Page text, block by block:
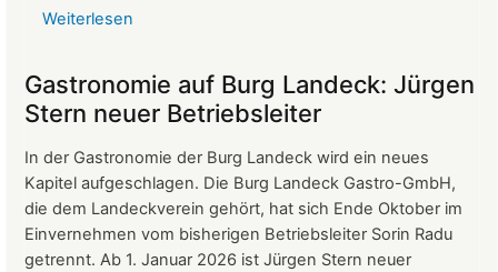
Weiterlesen
der
Mitgliederversammlung
vom
März
2026
Gastronomie auf Burg Landeck: Jürgen
Stern neuer Betriebsleiter
In der Gastronomie der Burg Landeck wird ein neues
Kapitel aufgeschlagen. Die Burg Landeck Gastro-GmbH,
die dem Landeckverein gehört, hat sich Ende Oktober im
Einvernehmen vom bisherigen Betriebsleiter Sorin Radu
getrennt. Ab 1. Januar 2026 ist Jürgen Stern neuer